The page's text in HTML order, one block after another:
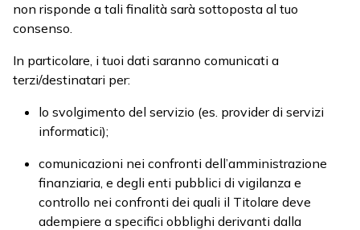
non risponde a tali finalità sarà sottoposta al tuo
consenso.
In particolare, i tuoi dati saranno comunicati a
terzi/destinatari per:
lo svolgimento del servizio (es. provider di servizi
informatici);
comunicazioni nei confronti dell’amministrazione
finanziaria, e degli enti pubblici di vigilanza e
controllo nei confronti dei quali il Titolare deve
adempiere a specifici obblighi derivanti dalla